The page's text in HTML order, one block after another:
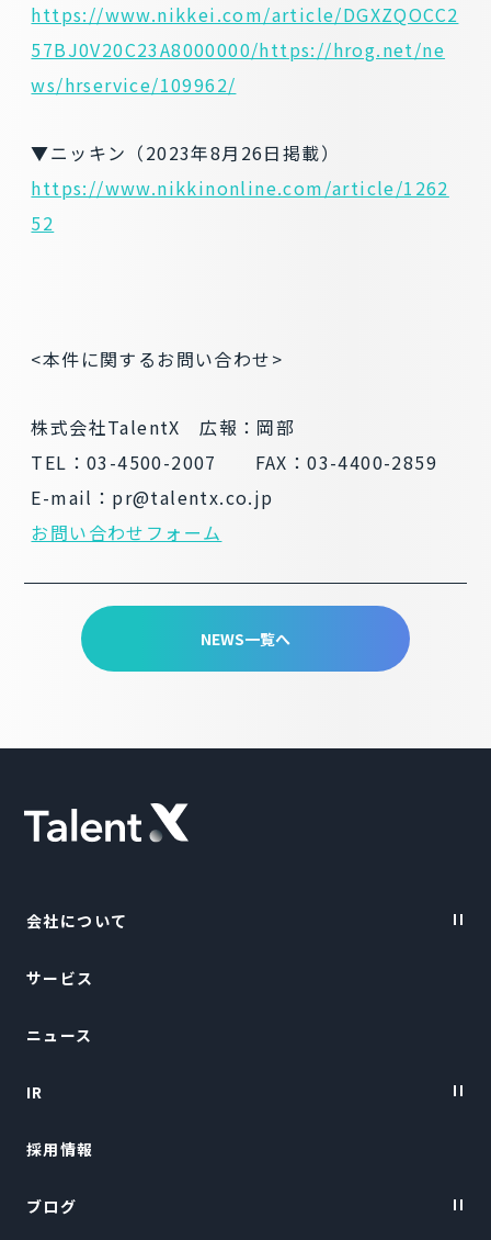
https://www.nikkei.com/article/DGXZQOCC2
57BJ0V20C23A8000000/https://hrog.net/ne
ws/hrservice/109962/
▼ニッキン（2023年8月26日掲載）
https://www.nikkinonline.com/article/1262
52
<本件に関するお問い合わせ>
株式会社TalentX 広報：岡部
TEL：03-4500-2007 FAX：03-4400-2859
E-mail：pr@talentx.co.jp
お問い合わせフォーム
NEWS一覧へ
会社について
Vision・Purpose
会社概要
経営陣紹介
サービス
ニュース
IR
IRニュース
経営情報
採用情報
ブログ